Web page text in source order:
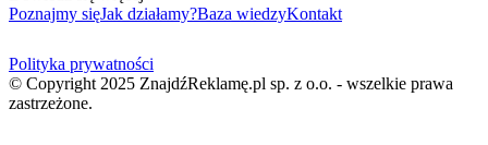
Poznajmy sięJak działamy?Baza wiedzyKontakt
Polityka prywatności
© Copyright 2025 ZnajdźReklamę.pl sp. z o.o. - wszelkie prawa
zastrzeżone.